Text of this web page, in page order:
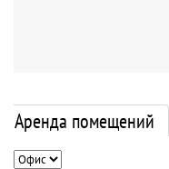
Аренда помещений